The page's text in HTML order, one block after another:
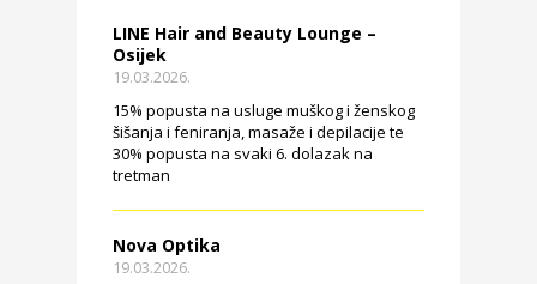
LINE Hair and Beauty Lounge –
Osijek
19.03.2026.
15% popusta na usluge muškog i ženskog
šišanja i feniranja, masaže i depilacije te
30% popusta na svaki 6. dolazak na
tretman
Nova Optika
19.03.2026.